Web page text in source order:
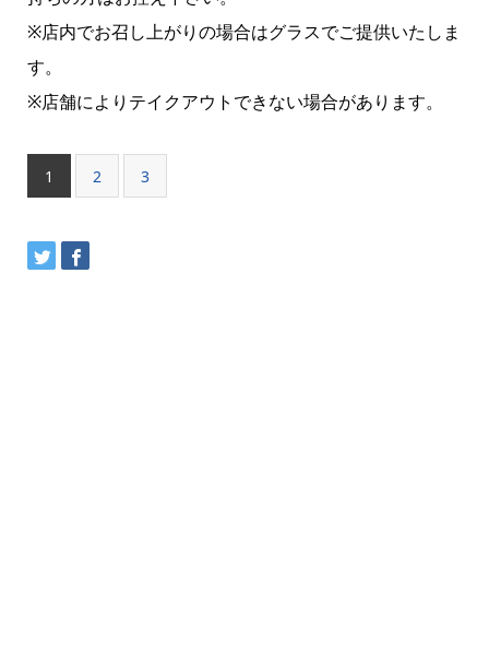
※店内でお召し上がりの場合はグラスでご提供いたしま
す。
※店舗によりテイクアウトできない場合があります。
1 2 3